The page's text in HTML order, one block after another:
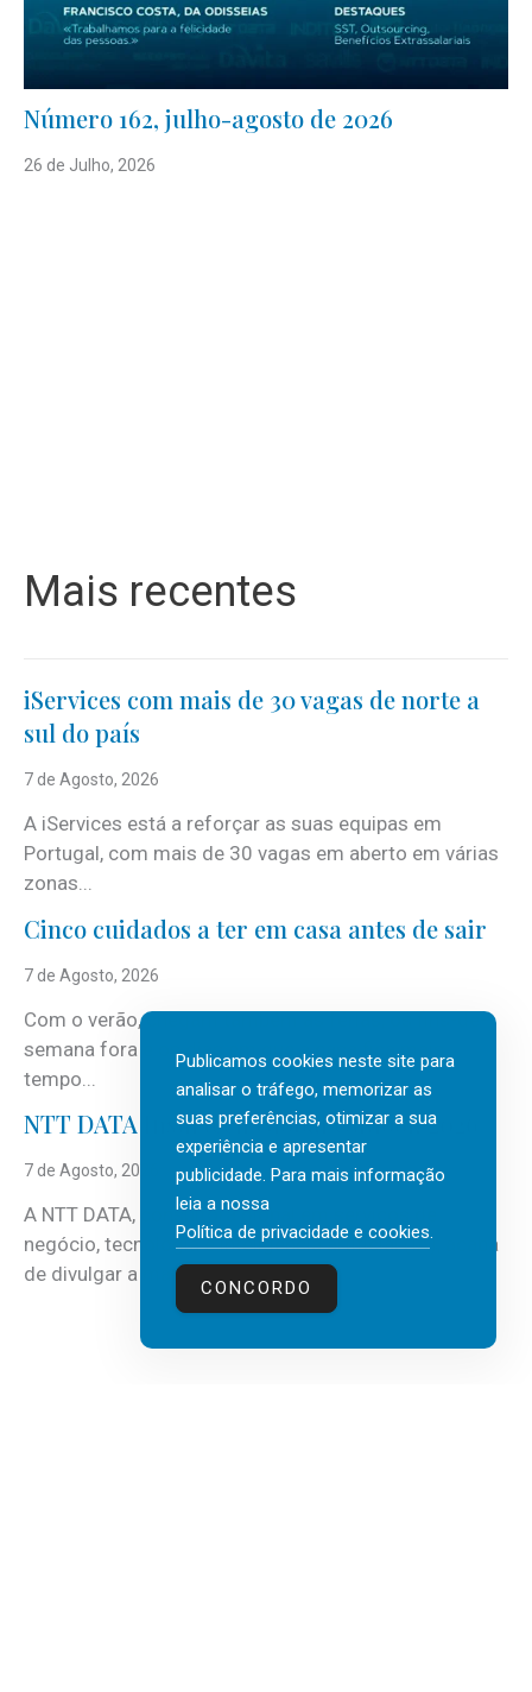
Número 162, julho-agosto de 2026
26 de Julho, 2026
Mais recentes
iServices com mais de 30 vagas de norte a
sul do país
7 de Agosto, 2026
A iServices está a reforçar as suas equipas em
Portugal, com mais de 30 vagas em aberto em várias
zonas...
Cinco cuidados a ter em casa antes de sair
7 de Agosto, 2026
Com o verão, chegam também as férias, os fins-de-
semana fora e os dias em que a casa fica mais
tempo...
NTT DATA Insurtech Global Outlook 2026
7 de Agosto, 2026
A NTT DATA, consultora global em serviços de
negócio, tecnologia e inteligência artificial (IA), acaba
de divulgar a mais recente...
Publicamos cookies neste site para
analisar o tráfego, memorizar as
suas preferências, otimizar a sua
experiência e apresentar
publicidade. Para mais informação
leia a nossa
Política de privacidade e cookies.
CONCORDO